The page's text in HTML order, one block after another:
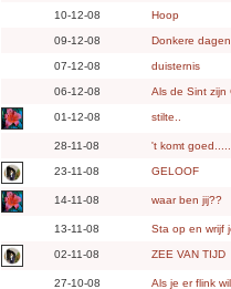
10-12-08 Hoop
09-12-08 Donkere
07-12-08 duisternis
06-12-08 Als de Sint zijn
01-12-08 stilte..
28-11-08 't komt
23-11-08 GELOOF
14-11-08 waar ben jij??
13-11-08 Sta op en wrijf
02-11-08 ZEE VAN TIJD
27-10-08 Als je er flink